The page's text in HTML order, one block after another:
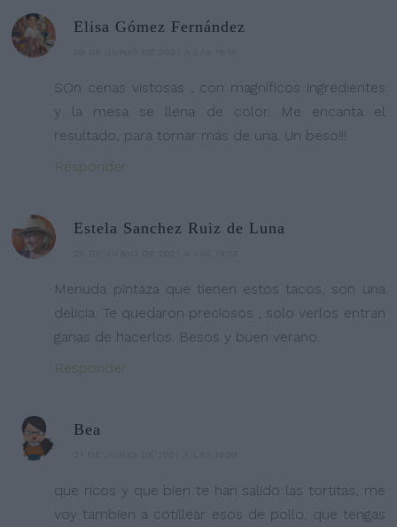
Elisa Gómez Fernández
SOn cenas vistosas , con magníficos ingredientes
y la mesa se llena de color. Me encanta el
resultado, para tomar más de una. Un beso!!!
Responder
Estela Sanchez Ruiz de Luna
Menuda pintaza que tienen estos tacos, son una
delicia. Te quedaron preciosos , solo verlos entran
ganas de hacerlos. Besos y buen verano.
Responder
Bea
que ricos y que bien te han salido las tortitas, me
voy tambien a cotillear esos de pollo, que tengas